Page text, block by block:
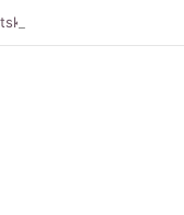
voditeljica Valentina